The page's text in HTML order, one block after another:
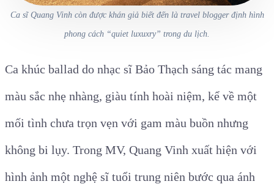
Ca sĩ Quang Vinh còn được khán giả biết đến là travel blogger định hình
phong cách “quiet luxuxry” trong du lịch.
Ca khúc ballad do nhạc sĩ Bảo Thạch sáng tác mang
màu sắc nhẹ nhàng, giàu tính hoài niệm, kể về một
mối tình chưa trọn vẹn với gam màu buồn nhưng
không bi lụy. Trong MV, Quang Vinh xuất hiện với
hình ảnh một nghệ sĩ tuổi trung niên bước qua ánh